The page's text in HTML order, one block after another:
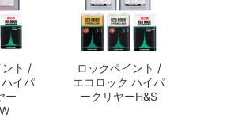
ント /
イパ
ー
ロックペイント /
エコロック ハイパ
ークリヤーH&S